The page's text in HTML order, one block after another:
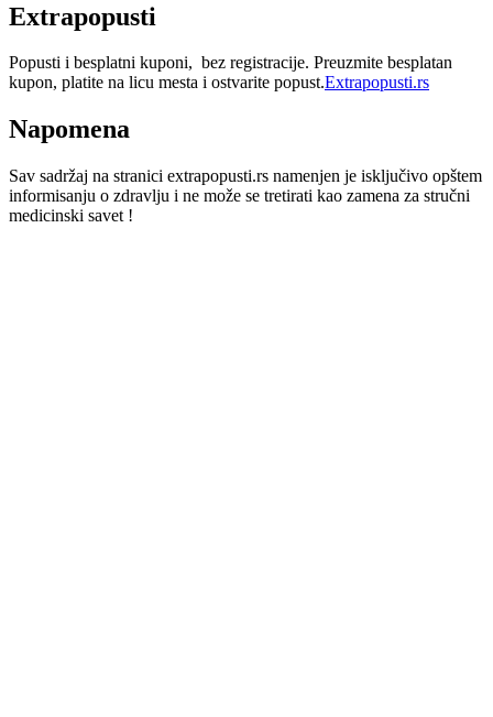
Extrapopusti
Popusti i besplatni kuponi, bez registracije. Preuzmite besplatan
kupon, platite na licu mesta i ostvarite popust.Extrapopusti.rs
Napomena
Sav sadržaj na stranici extrapopusti.rs namenjen je isključivo opštem
informisanju o zdravlju i ne može se tretirati kao zamena za stručni
medicinski savet !